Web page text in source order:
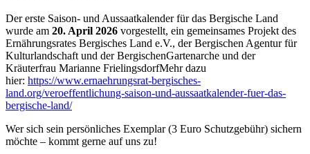
Der erste Saison- und Aussaatkalender für das Bergische Land
wurde am 20. April 2026 vorgestellt, ein gemeinsames Projekt des
Ernährungsrates Bergisches Land e.V., der Bergischen Agentur für
Kulturlandschaft und der BergischenGartenarche und der
Kräuterfrau Marianne FrielingsdorfMehr dazu
hier: https://www.ernaehrungsrat-bergisches-
land.org/veroeffentlichung-saison-und-aussaatkalender-fuer-das-
bergische-land/
Wer sich sein persönliches Exemplar (3 Euro Schutzgebühr) sichern
möchte – kommt gerne auf uns zu!